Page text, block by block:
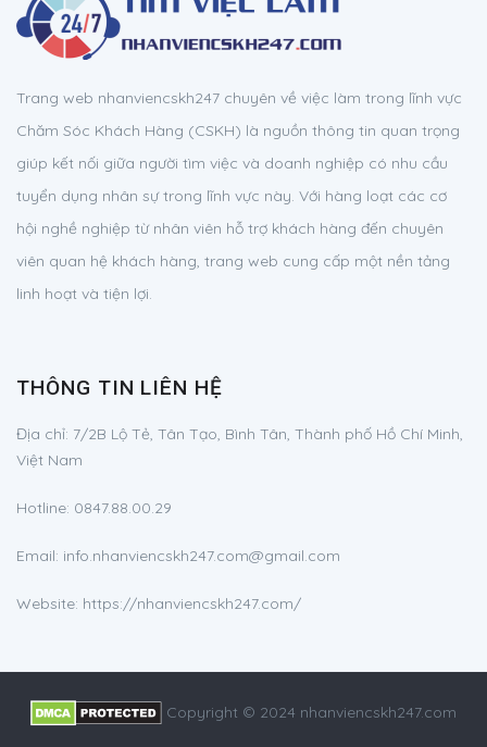
Trang web nhanviencskh247 chuyên về việc làm trong lĩnh vực
Chăm Sóc Khách Hàng (CSKH) là nguồn thông tin quan trọng
giúp kết nối giữa người tìm việc và doanh nghiệp có nhu cầu
tuyển dụng nhân sự trong lĩnh vực này. Với hàng loạt các cơ
hội nghề nghiệp từ nhân viên hỗ trợ khách hàng đến chuyên
viên quan hệ khách hàng, trang web cung cấp một nền tảng
linh hoạt và tiện lợi.
THÔNG TIN LIÊN HỆ
Địa chỉ: 7/2B Lộ Tẻ, Tân Tạo, Bình Tân, Thành phố Hồ Chí Minh,
Việt Nam
Hotline: 0847.88.00.29
Email: info.nhanviencskh247.com@gmail.com
Website: https://nhanviencskh247.com/
Copyright © 2024 nhanviencskh247.com